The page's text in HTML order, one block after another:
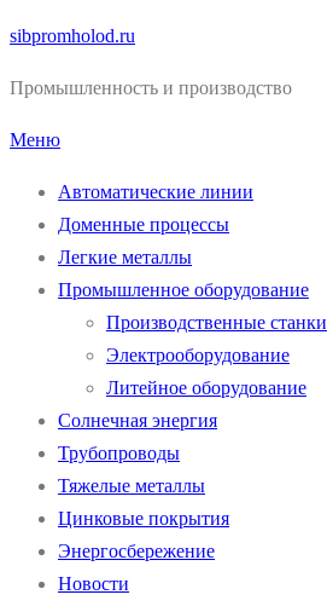
Перейти
содержимому
sibpromholod.ru
Промышленность и производство
Меню
Автоматические линии
Доменные процессы
Легкие металлы
Промышленное оборудование
Производственные станки
Электрооборудование
Литейное оборудование
Солнечная энергия
Трубопроводы
Тяжелые металлы
Цинковые покрытия
Энергосбережение
Новости